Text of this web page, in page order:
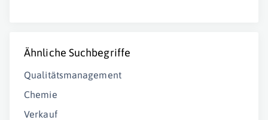
Ähnliche Suchbegriffe
Qualitätsmanagement
Chemie
Verkauf